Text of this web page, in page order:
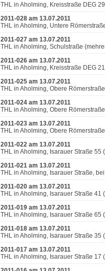
THL in Aholming, Kreisstraße DEG
2011-028 am 13.07.2011
THL in Aholming, Untere
2011-027 am 13.07.2011
THL in Aholming, Schulstraße
2011-026 am 13.07.2011
THL in Aholming, Kreisstraße DEG
2011-025 am 13.07.2011
THL in Aholming, Obere
2011-024 am 13.07.2011
THL in Aholming, Obere
2011-023 am 13.07.2011
THL in Aholming, Obere
2011-022 am 13.07.2011
THL in Aholming, Isarauer Straße 55
2011-021 am 13.07.2011
THL in Aholming, Isarauer Straße,
2011-020 am 13.07.2011
THL in Aholming, Isarauer Straße 41
2011-019 am 13.07.2011
THL in Aholming, Isarauer Straße
2011-018 am 13.07.2011
THL in Aholming, Isarauer Straße 35
2011-017 am 13.07.2011
THL in Aholming, Isarauer Straße 17